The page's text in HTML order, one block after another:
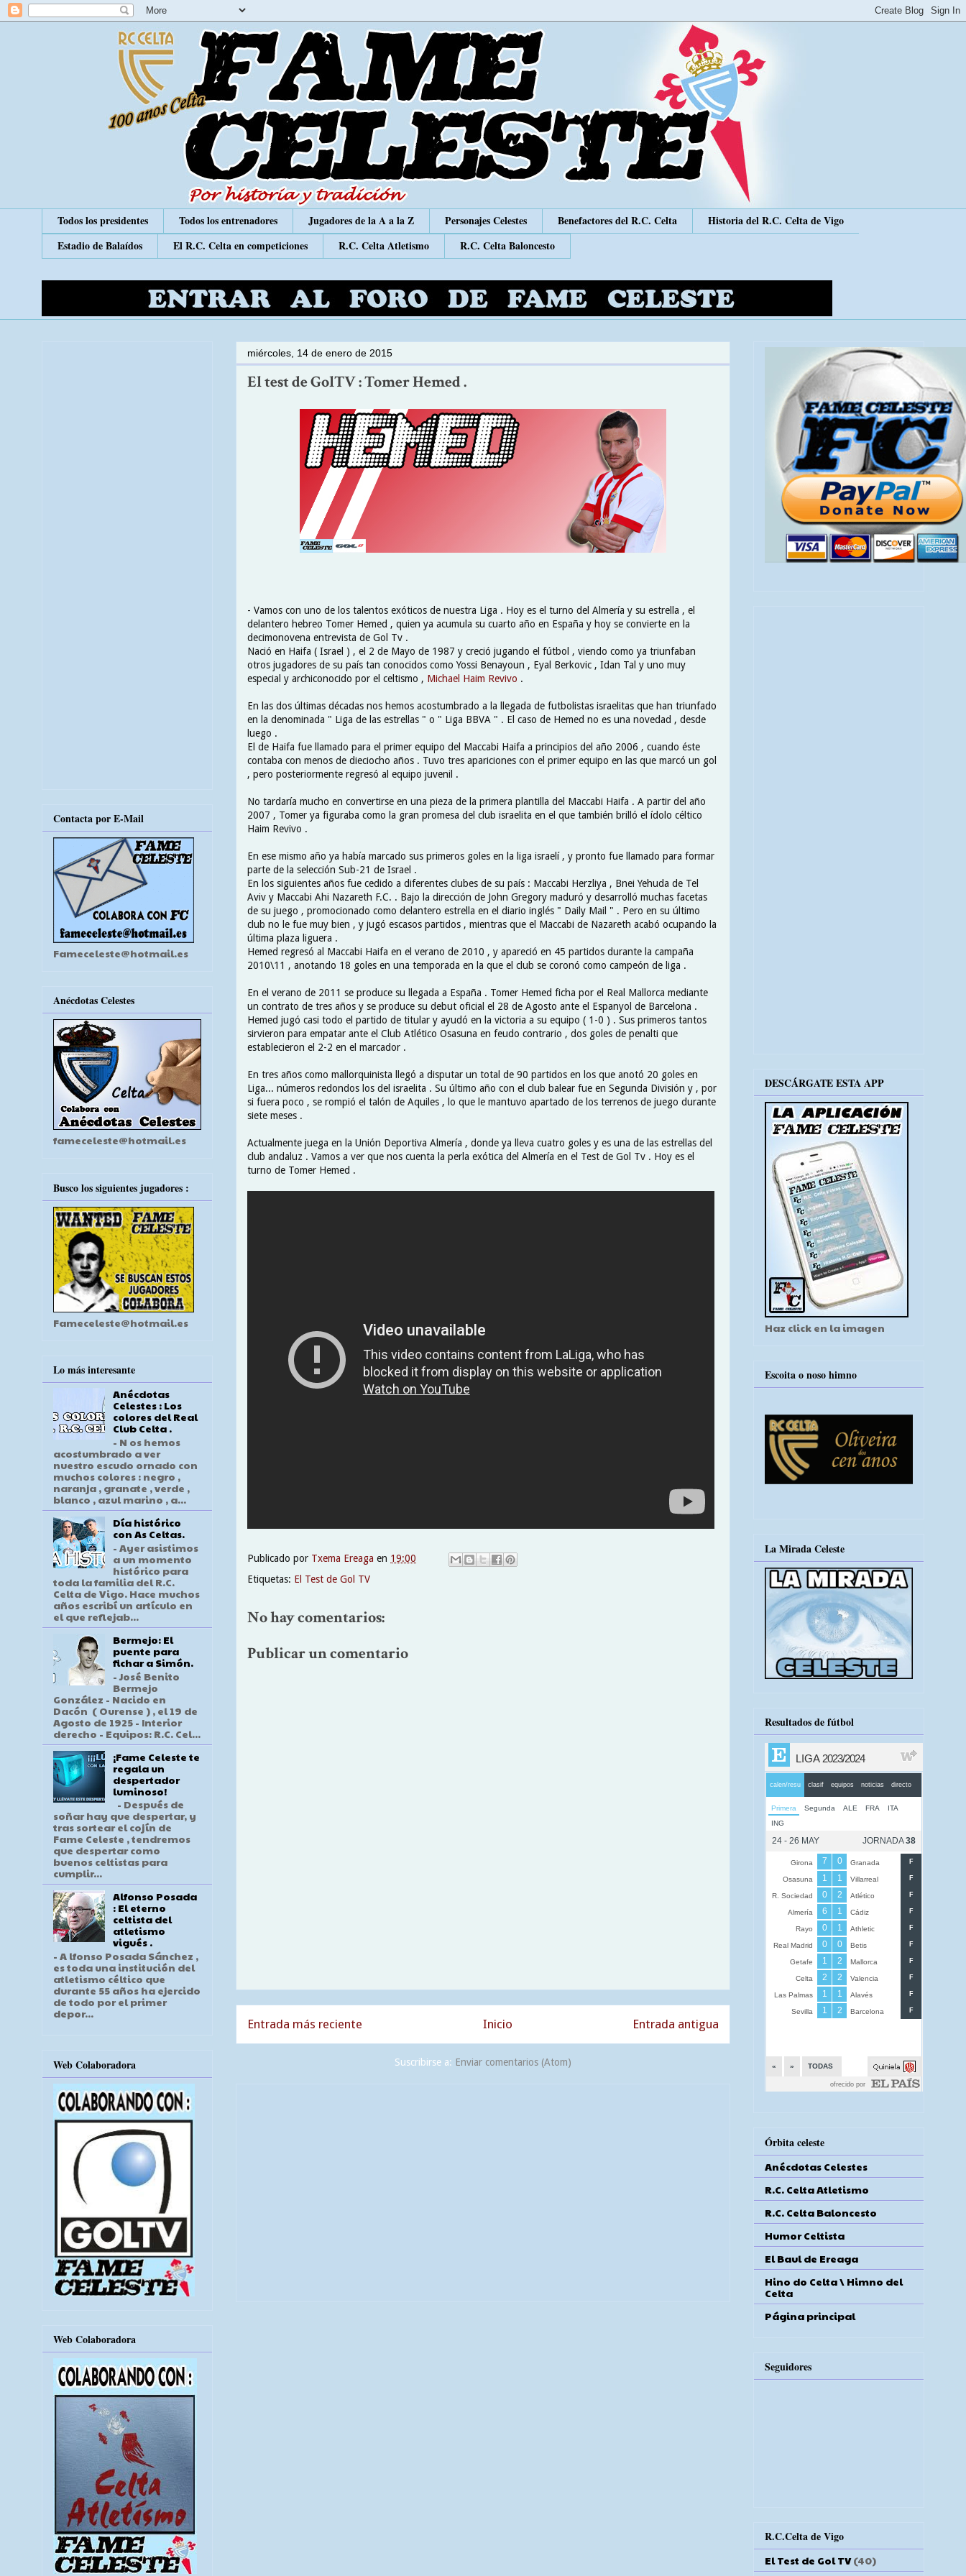
Todos los presidentes Todos los entrenadores Jugadores de la A a la Z Personajes Celestes Benefactores del R.C. Celta
Historia del R.C. Celta de Vigo
Estadio de Balaídos
El R.C. Celta en competiciones R.C. Celta Atletismo R.C. Celta Baloncesto
miércoles, 14 de enero de 2015
El test de GolTV : Tomer Hemed .
- Vamos con uno de los talentos exóticos de nuestra Liga . Hoy es el turno del Almería y su estrella , el
delantero hebreo Tomer Hemed , quien ya acumula su cuarto año en España y hoy se convierte en la
decimonovena entrevista de Gol Tv .
Nació en Haifa ( Israel ) , el 2 de Mayo de 1987 y creció jugando el fútbol , viendo como ya triunfaban
otros jugadores de su país tan conocidos como Yossi Benayoun , Eyal Berkovic , Idan Tal y uno muy
especial y archiconocido por el celtismo , Michael Haim Revivo .
En las dos últimas décadas nos hemos acostumbrado a la llegada de futbolistas israelitas que han triunfado
en la denominada " Liga de las estrellas " o " Liga BBVA " . El caso de Hemed no es una novedad , desde
luego .
El de Haifa fue llamado para el primer equipo del Maccabi Haifa a principios del año 2006 , cuando éste
contaba con menos de dieciocho años . Tuvo tres apariciones con el primer equipo en las que marcó un gol
, pero posteriormente regresó al equipo juvenil .
No tardaría mucho en convertirse en una pieza de la primera plantilla del Maccabi Haifa . A partir del año
2007 , Tomer ya figuraba como la gran promesa del club israelita en el que también brilló el ídolo céltico
Haim Revivo .
En ese mismo año ya había marcado sus primeros goles en la liga israelí , y pronto fue llamado para formar
parte de la selección Sub-21 de Israel .
En los siguientes años fue cedido a diferentes clubes de su país : Maccabi Herzliya , Bnei Yehuda de Tel
Aviv y Maccabi Ahi Nazareth F.C. . Bajo la dirección de John Gregory maduró y desarrolló muchas facetas
de su juego , promocionado como delantero estrella en el diario inglés " Daily Mail " . Pero en su último
club no le fue muy bien , y jugó escasos partidos , mientras que el Maccabi de Nazareth acabó ocupando la
última plaza liguera .
Hemed regresó al Maccabi Haifa en el verano de 2010 , y apareció en 45 partidos durante la campaña
2010\11 , anotando 18 goles en una temporada en la que el club se coronó como campeón de liga .
En el verano de 2011 se produce su llegada a España . Tomer Hemed ficha por el Real Mallorca mediante
un contrato de tres años y se produce su debut oficial el 28 de Agosto ante el Espanyol de Barcelona .
Hemed jugó casi todo el partido de titular y ayudó en la victoria a su equipo ( 1-0 ) . Sus primeros tantos
sirvieron para empatar ante el Club Atlético Osasuna en feudo contrario , dos goles de penalti que
establecieron el 2-2 en el marcador .
En tres años como mallorquinista llegó a disputar un total de 90 partidos en los que anotó 20 goles en
Liga... números redondos los del israelita . Su último año con el club balear fue en Segunda División y , por
si fuera poco , se rompió el talón de Aquiles , lo que le mantuvo apartado de los terrenos de juego durante
siete meses .
Actualmente juega en la Unión Deportiva Almería , donde ya lleva cuatro goles y es una de las estrellas del
club andaluz . Vamos a ver que nos cuenta la perla exótica del Almería en el Test de Gol Tv . Hoy es el
turno de Tomer Hemed .
Publicado por Txema Ereaga en 19:00
Etiquetas: El Test de Gol TV
No hay comentarios:
Publicar un comentario
Entrada más reciente Entrada antigua
Inicio
Suscribirse a: Enviar comentarios (Atom)
Contacta por E-Mail
Fameceleste@hotmail.es
Anécdotas Celestes
fameceleste@hotmail.es
Busco los siguientes jugadores :
Fameceleste@hotmail.es
Lo más interesante
Anécdotas
Celestes : Los
colores del Real
Club Celta .
- N os hemos
acostumbrado a ver
nuestro escudo ornado con
muchos colores : negro ,
naranja , granate , verde ,
blanco , azul marino , a...
Día histórico
con As Celtas.
- Ayer asistimos
a un momento
histórico para
toda la familia del R.C.
Celta de Vigo. Hace muchos
años escribí un artículo en
el que reflejab...
Bermejo: El
puente para
fichar a Simón.
- José Benito
Bermejo
González - Nacido en
Dacón ( Ourense ) , el 19 de
Agosto de 1925 - Interior
derecho - Equipos: R.C. Cel...
¡Fame Celeste te
regala un
despertador
luminoso!
- Después de
soñar hay que despertar, y
tras sortear el cojín de
Fame Celeste , tendremos
que despertar como
buenos celtistas para
cumplir...
Alfonso Posada
: El eterno
celtista del
atletismo
vigués .
- A lfonso Posada Sánchez ,
es toda una institución del
atletismo céltico que
durante 55 años ha ejercido
de todo por el primer
depor...
Web Colaboradora
Web Colaboradora
DESCÁRGATE ESTA APP
Haz click en la imagen
Escoita o noso himno
La Mirada Celeste
Resultados de fútbol
Órbita celeste
Anécdotas Celestes
R.C. Celta Atletismo
R.C. Celta Baloncesto
Humor Celtista
El Baul de Ereaga
Hino do Celta \ Himno del
Celta
Página principal
Seguidores
R.C.Celta de Vigo
El Test de Gol TV (40)